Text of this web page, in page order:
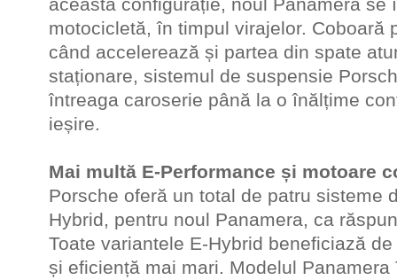
motocicletă, în timpul virajelor. Coboară
când accelerează și partea din spate
staționare, sistemul de suspensie
întreaga caroserie până la o înălțime
ieșire.
Mai multă E-Performance și motoare
Porsche oferă un total de patru sisteme
Hybrid, pentru noul Panamera, ca
Toate variantele E-Hybrid beneficiază
și eficiență mai mari. Modelul